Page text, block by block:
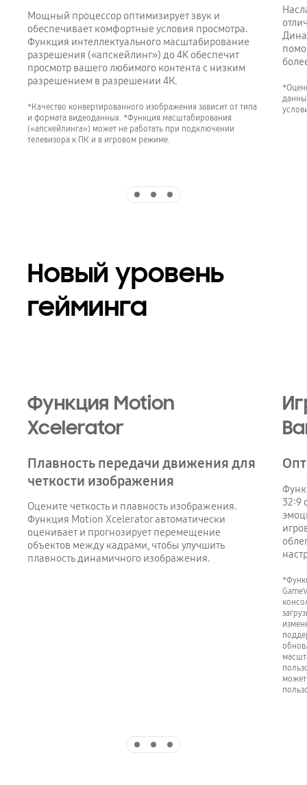
Мощный процессор оптимизирует звук и
обеспечивает комфортные условия просмотра.
Функция интеллектуального масштабирование
разрешения («апскейлинг») до 4K обеспечит
просмотр вашего любимого контента с низким
разрешением в разрешении 4К.
*Качество конвертированного изображения зависит от типа
и формата видеоданных. *Функция масштабирования
(«апскейлинга») может не работать при подключении
телевизора к ПК и в игровом режиме.
Новый уровень
гейминга
Функция Motion
Xcelerator
Плавность передачи движения для
четкости изображения
Оцените четкость и плавность изображения.
Функция Motion Xcelerator автоматически
оценивает и прогнозирует перемещение
объектов между кадрами, чтобы улучшить
плавность динамичного изображения.
32:9